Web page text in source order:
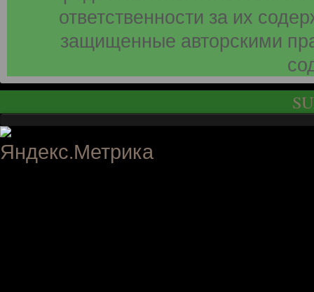
ответственности за их
защищенные авторскими